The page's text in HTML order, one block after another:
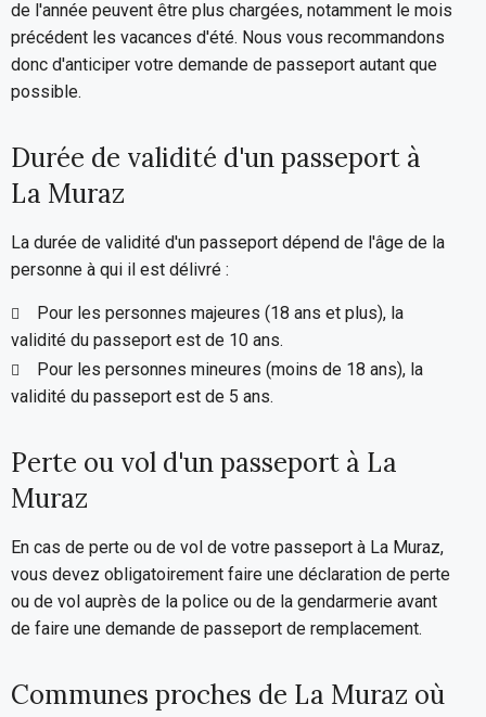
de l'année peuvent être plus chargées, notamment le mois
précédent les vacances d'été. Nous vous recommandons
donc d'anticiper votre demande de passeport autant que
possible.
Durée de validité d'un passeport à
La Muraz
La durée de validité d'un passeport dépend de l'âge de la
personne à qui il est délivré :
Pour les personnes majeures (18 ans et plus), la
validité du passeport est de 10 ans.
Pour les personnes mineures (moins de 18 ans), la
validité du passeport est de 5 ans.
Perte ou vol d'un passeport à La
Muraz
En cas de perte ou de vol de votre passeport à La Muraz,
vous devez obligatoirement faire une déclaration de perte
ou de vol auprès de la police ou de la gendarmerie avant
de faire une demande de passeport de remplacement.
Communes proches de La Muraz où